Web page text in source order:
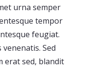
urna semper
tempor
feugiat.
Sed
erat sed, blandit